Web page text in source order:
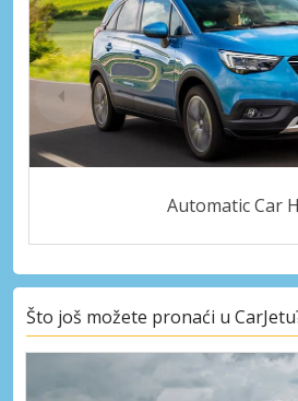
Automatic Car
Što još možete pronaći u